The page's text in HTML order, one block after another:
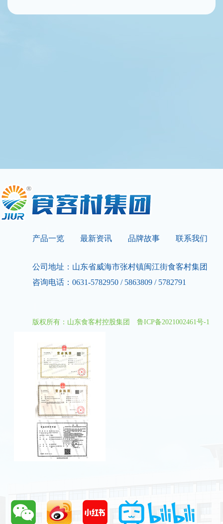
产品一览 最新资讯 品牌故事 联系我们
公司地址：山东省威海市张村镇闽江街食客村集团
咨询电话：0631-5782950 / 5863809 / 5782791
版权所有：山东食客村控股集团 鲁ICP备2021002461号-1